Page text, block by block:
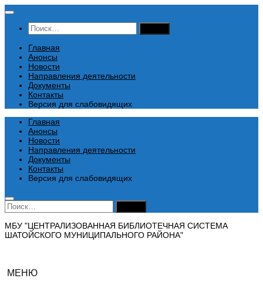
Перейти
содержимому
Найти:
Главная
Анонсы
Новости
Направления деятельности
Документы
Контакты
Версия для слабовидящих
Главная
Анонсы
Новости
Направления деятельности
Документы
Контакты
Версия для слабовидящих
Найти:
МБУ "ЦЕНТРАЛИЗОВАННАЯ БИБЛИОТЕЧНАЯ СИСТЕМА
ШАТОЙСКОГО МУНИЦИПАЛЬНОГО РАЙОНА"
МЕНЮ